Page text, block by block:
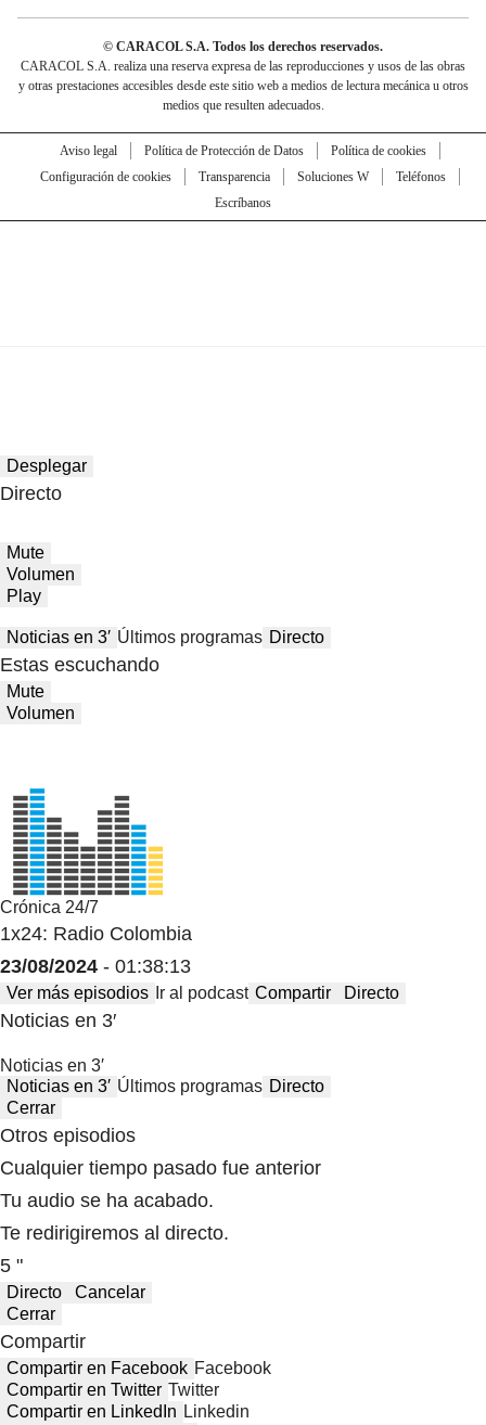
© CARACOL S.A. Todos los derechos reservados.
CARACOL S.A. realiza una reserva expresa de las reproducciones y usos de las obras
y otras prestaciones accesibles desde este sitio web a medios de lectura mecánica u otros
medios que resulten adecuados.
Aviso legal Política de Protección de Datos
Política de cookies
Configuración de cookies
Transparencia Soluciones W
Teléfonos
Escríbanos
Desplegar
Directo
Mute
Volumen
Play
Noticias en 3′ Últimos programas Directo
Estas escuchando
Mute
Volumen
Crónica 24/7
1x24: Radio Colombia
23/08/2024 - 01:38:13
Ver más episodios Ir al podcast Compartir Directo
Noticias en 3′
Noticias en 3′
Noticias en 3′ Últimos programas Directo
Cerrar
Otros episodios
Cualquier tiempo pasado fue anterior
Tu audio se ha acabado.
Te redirigiremos al directo.
5 "
Directo
Cancelar
Cerrar
Compartir
Compartir en Facebook Facebook
Compartir en Twitter Twitter
Compartir en LinkedIn Linkedin